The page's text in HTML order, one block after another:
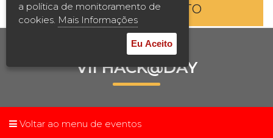
2ª Graduação
Transferência
Reingresso
Prouni
ENTRE EM CONTATO
VII HACK@DAY
Voltar ao menu de eventos
a política de monitoramento de
cookies. Mais Informações
Eu Aceito